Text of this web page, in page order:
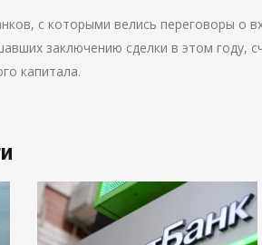
с которыми велись переговоры о
заключению сделки в этом году,
капитала.